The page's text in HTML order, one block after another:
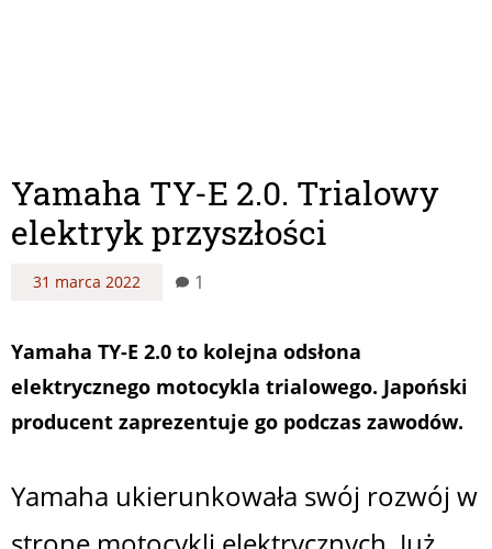
Yamaha TY-E 2.0. Trialowy
elektryk przyszłości
31 marca 2022 1
Yamaha TY-E 2.0 to kolejna odsłona
elektrycznego motocykla trialowego. Japoński
producent zaprezentuje go podczas zawodów.
Yamaha ukierunkowała swój rozwój w